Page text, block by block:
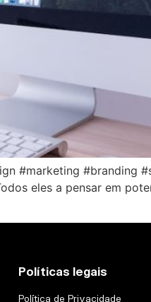
#marketing #branding
eles a pensar em
Políticas legais
Política de Privacidade